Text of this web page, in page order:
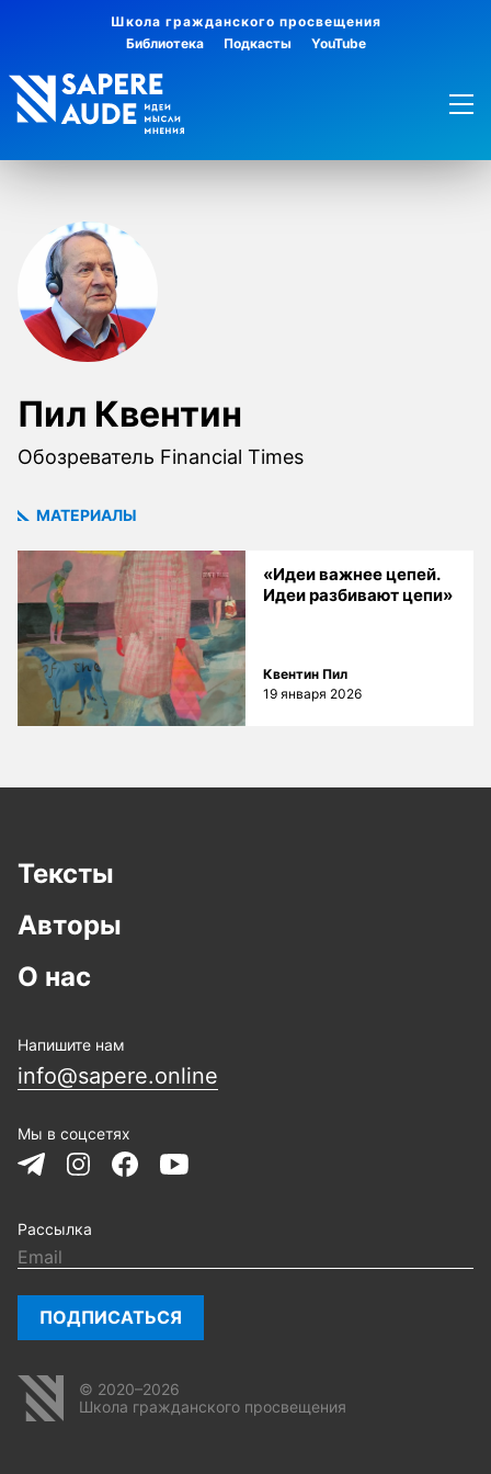
Школа гражданского просвещения
Библиотека
Подкасты YouTube
Пил Квентин
Обозреватель Financial Times
МАТЕРИАЛЫ
«Идеи важнее цепей.
Идеи разбивают цепи»
Квентин Пил
19 января 2026
Тексты
Авторы
О нас
Напишите нам
info@sapere.online
Мы в соцсетях
Рассылка
ПОДПИСАТЬСЯ
© 2020–2026
Школа гражданского просвещения